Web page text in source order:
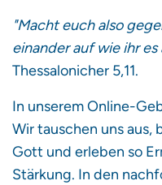
"Macht euch also
einander auf wie ihr
Thessalonicher 5,11.
In unserem Online-
Wir tauschen uns aus,
Gott und erleben so
Stärkung. In den